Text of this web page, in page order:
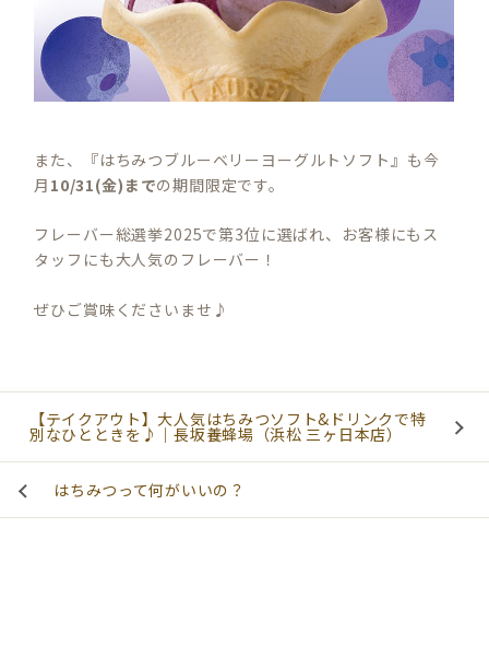
また、『はちみつブルーベリーヨーグルトソフト』も今
月 10/31(金)までの期間限定です。
フレーバー総選挙2025で第3位に選ばれ、お客様にもス
タッフにも大人気のフレーバー！
ぜひご賞味くださいませ♪
【テイクアウト】大人気はちみつソフト&ドリンクで特
別なひとときを♪｜長坂養蜂場（浜松 三ヶ日本店）
はちみつって何がいいの？